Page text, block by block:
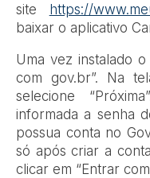
site https://
baixar o aplicativo
Uma vez instalado
com gov.br”. Na
selecione
informada a senha
possua conta no
só após criar a
clicar em “Entrar